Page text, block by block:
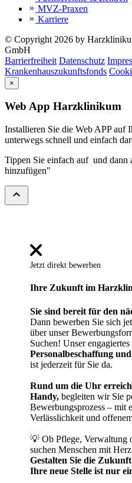
keyboard_double_arrow_right MVZ-Praxen
keyboard_double_arrow_right Karriere
© Copyright 2026 by
GmbH
Barrierfreiheit Datenschutz
Krankenhauszukunftsfonds
×
Web App Harzklinikum
Installieren Sie die Web APP auf
unterwegs schnell und einfach
Tippen Sie einfach auf und dann
hinzufügen"
expand_less
Jetzt direkt bewerben
Ihre Zukunft im
Sie sind bereit für den
Dann bewerben Sie sich
über unser
Suchen! Unser engagiertes
Personalbeschaffung
ist jederzeit für Sie da.
Rund um die Uhr
Handy, begleiten wir Sie
Bewerbungsprozess – mit
Verlässlichkeit und
💡 Ob Pflege, Verwaltung
suchen Menschen mit
Gestalten Sie die
Ihre neue Stelle ist nur